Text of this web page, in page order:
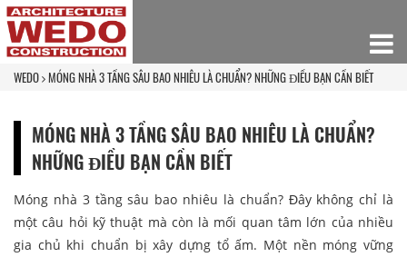
WEDO MÓNG NHÀ 3 TẦNG SÂU BAO NHIÊU LÀ CHUẨN? NHỮNG ĐIỀU BẠN CẦN BIẾT
MÓNG NHÀ 3 TẦNG SÂU BAO NHIÊU LÀ CHUẨN?
NHỮNG ĐIỀU BẠN CẦN BIẾT
Móng nhà 3 tầng sâu bao nhiêu là chuẩn? Đây không chỉ là
một câu hỏi kỹ thuật mà còn là mối quan tâm lớn của nhiều
gia chủ khi chuẩn bị xây dựng tổ ấm. Một nền móng vững